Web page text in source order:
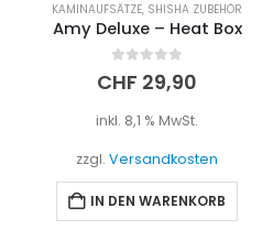
KAMINAUFSÄTZE, SHISHA ZUBEHÖR
Amy Deluxe – Heat Box
out of 5
CHF 29,90
inkl. 8,1 % MwSt.
zzgl. Versandkosten
IN DEN WARENKORB